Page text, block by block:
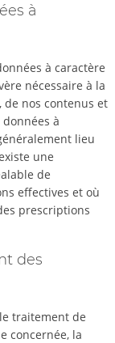
à
à caractère
nécessaire à la
de nos contenus et
à
lieu
une
de
effectives et où
prescriptions
des
traitement de
concernée, la